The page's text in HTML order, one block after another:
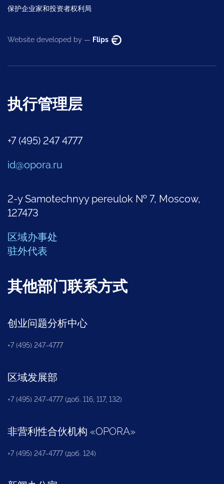
保护企业家和投资者权利局
Website developed by — Flips
执行管理层
+7 (495) 247 4777
id@opora.ru
2-y Samotechnyy pereulok № 7, Moscow,
127473
区域办事处
驻外代表
其他部门联系方式
创业问题分析中心
+7 (495) 247-4777
区域发展部
+7 (495) 247-4777 (доб. 116, 117, 132)
非营利性合伙机构 «OPORA»
+7 (495) 247-4777 (доб. 124)